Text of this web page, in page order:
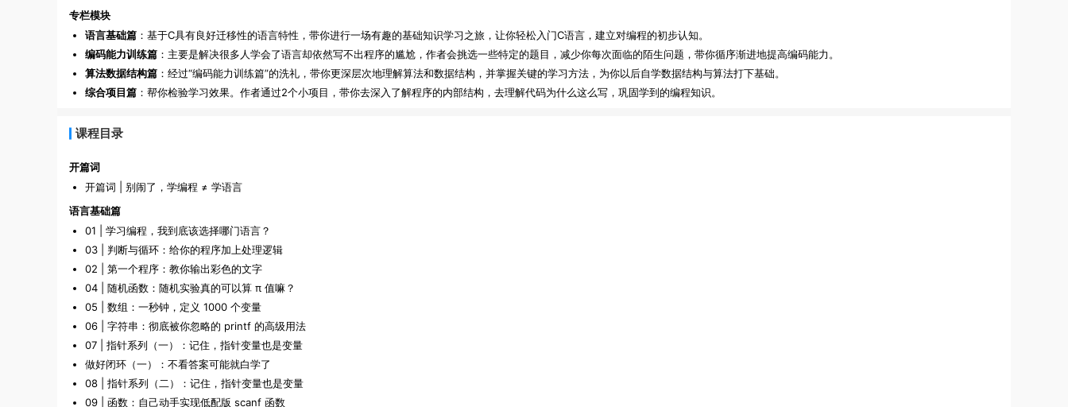
专栏模块
语言基础篇 ：基于C具有良好迁移性的语言特性，带你进行一场有趣的基础知识学习之旅，让你轻松入门C语言，建立对编程的初步认知。
编码能力训练篇 ：主要是解决很多人学会了语言却依然写不出程序的尴尬，作者会挑选一些特定的题目，减少你每次面临的陌生问题，带你循序渐进地提高编码能力。
算法数据结构篇 ：经过“编码能力训练篇”的洗礼，带你更深层次地理解算法和数据结构，并掌握关键的学习方法，为你以后自学数据结构与算法打下基础。
综合项目篇 ：帮你检验学习效果。作者通过2个小项目，带你去深入了解程序的内部结构，去理解代码为什么这么写，巩固学到的编程知识。
课程目录
开篇词
开篇词 | 别闹了，学编程 ≠ 学语言
语言基础篇
01 | 学习编程，我到底该选择哪门语言？
03 | 判断与循环：给你的程序加上处理逻辑
02 | 第一个程序：教你输出彩色的文字
04 | 随机函数：随机实验真的可以算 π 值嘛？
05 | 数组：一秒钟，定义 1000 个变量
06 | 字符串：彻底被你忽略的 printf 的高级用法
07 | 指针系列（一）：记住，指针变量也是变量
做好闭环（一）：不看答案可能就白学了
08 | 指针系列（二）：记住，指针变量也是变量
09 | 函数：自己动手实现低配版 scanf 函数